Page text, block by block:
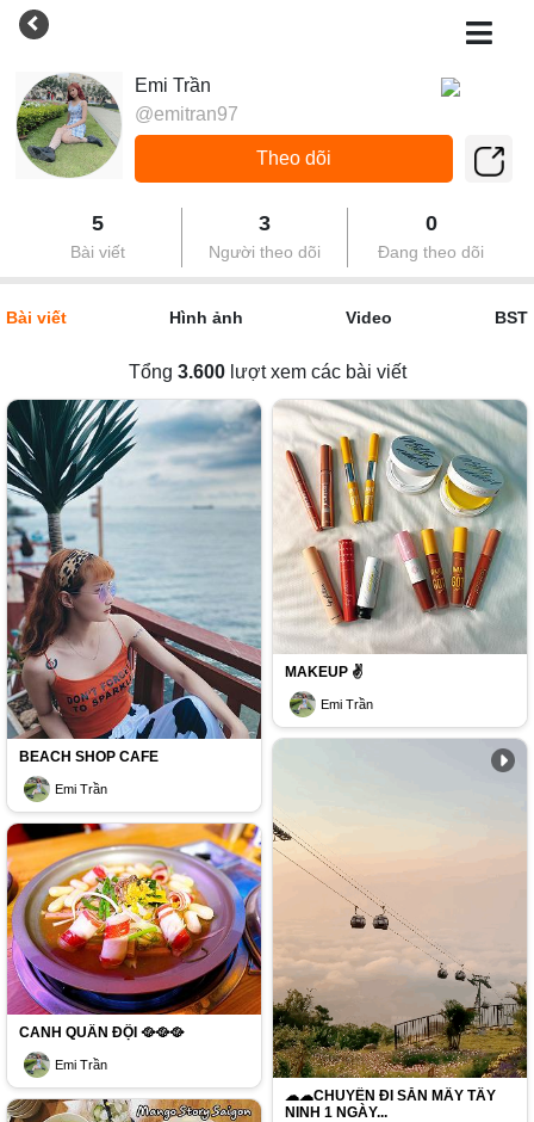
Emi Trần
@emitran97
Theo dõi
5
Bài viết
3
Người theo dõi
0
Đang theo dõi
Bài viết Hình ảnh Video BST
Tổng 3.600lượt xem các bài viết
BEACH SHOP CAFE
Emi Trần
CANH QUÂN ĐỘI 🥘🥘🥘
Emi Trần
MAKEUP ✌️
Emi Trần
☁☁CHUYẾN ĐI SĂN MÂY TÂY
NINH 1 NGÀY...